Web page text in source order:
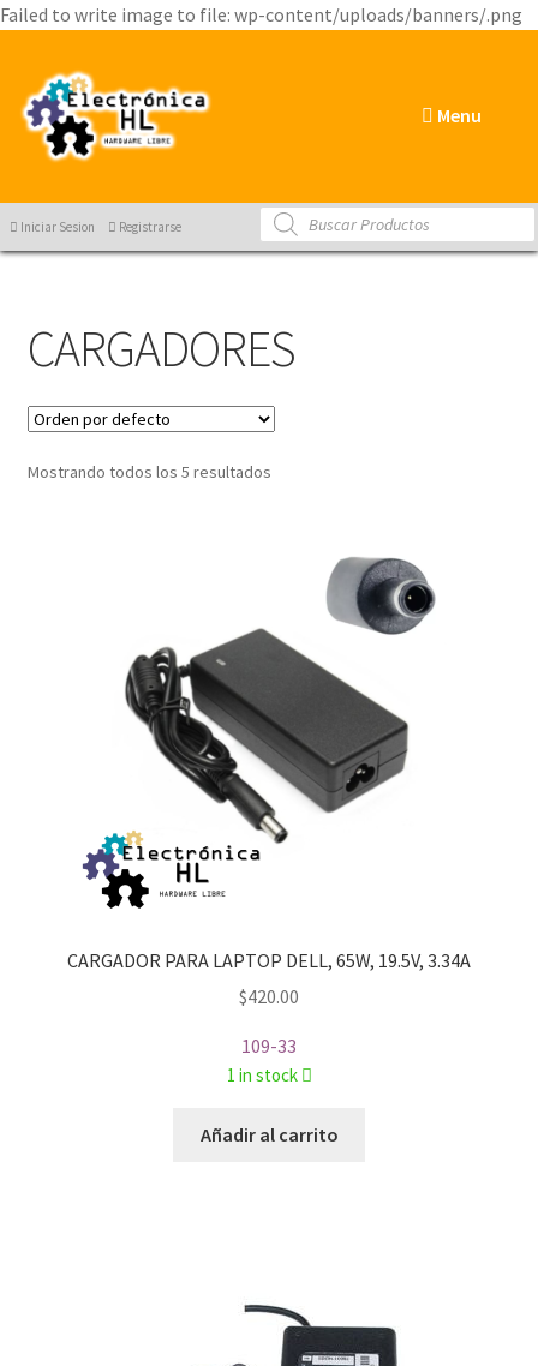
Failed to write image to file: wp-content/uploads/banners/.png
Menu
Products
search
Iniciar Sesion Registrarse
CARGADORES
Mostrando todos los 5 resultados
CARGADOR PARA LAPTOP DELL, 65W, 19.5V, 3.34A
$420.00
109-33
1 in stock
Añadir al carrito